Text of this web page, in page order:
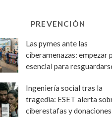
PREVENCIÓN
Las pymes ante las
ciberamenazas: empezar
esencial para
Ingeniería social tras la
tragedia: ESET alerta
ciberestafas y donaciones